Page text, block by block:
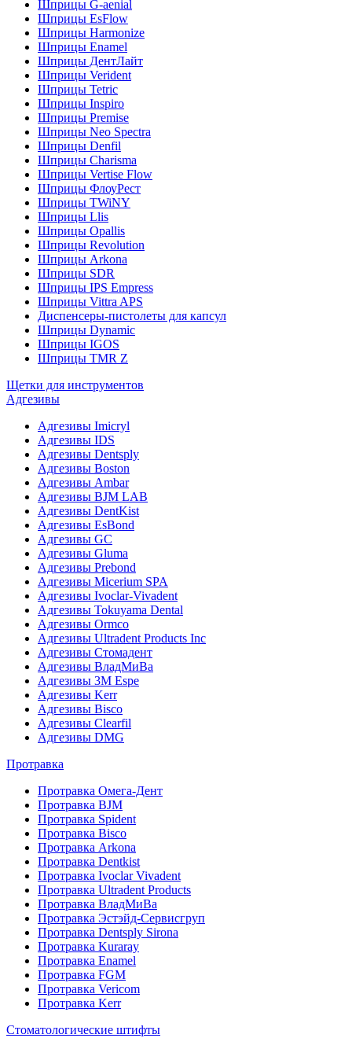
Шприцы G-aenial
Шприцы EsFlow
Шприцы Harmonize
Шприцы Enamel
Шприцы ДентЛайт
Шприцы Verident
Шприцы Tetric
Шприцы Inspiro
Шприцы Premise
Шприцы Neo Spectra
Шприцы Denfil
Шприцы Charisma
Шприцы Vertise Flow
Шприцы ФлоуРест
Шприцы TWiNY
Шприцы Llis
Шприцы Opallis
Шприцы Revolution
Шприцы Arkona
Шприцы SDR
Шприцы IPS Empress
Шприцы Vittra APS
Диспенсеры-пистолеты для капсул
Шприцы Dynamic
Шприцы IGOS
Шприцы TMR Z
Щетки для инструментов
Адгезивы
Адгезивы Imicryl
Адгезивы IDS
Адгезивы Dentsply
Адгезивы Boston
Адгезивы Ambar
Адгезивы BJM LAB
Адгезивы DentKist
Адгезивы EsBond
Адгезивы GC
Адгезивы Gluma
Адгезивы Prebond
Адгезивы Micerium SPA
Адгезивы Ivoclar-Vivadent
Адгезивы Tokuyama Dental
Адгезивы Ormco
Адгезивы Ultradent Products Inc
Адгезивы Стомадент
Адгезивы ВладМиВа
Адгезивы 3M Espe
Адгезивы Kerr
Адгезивы Bisco
Адгезивы Clearfil
Адгезивы DMG
Протравка
Протравка Омега-Дент
Протравка BJM
Протравка Spident
Протравка Bisco
Протравка Arkona
Протравка Dentkist
Протравка Ivoclar Vivadent
Протравка Ultradent Products
Протравка ВладМиВа
Протравка Эстэйд-Сервисгруп
Протравка Dentsply Sirona
Протравка Kuraray
Протравка Enamel
Протравка FGM
Протравка Vericom
Протравка Kerr
Стоматологические штифты